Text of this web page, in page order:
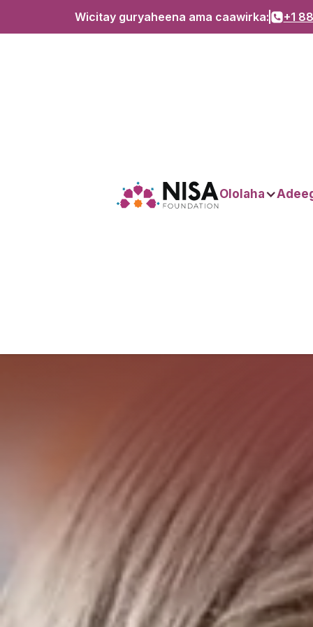
Wicitay guryaheena ama caawirka: +1
Ololaha